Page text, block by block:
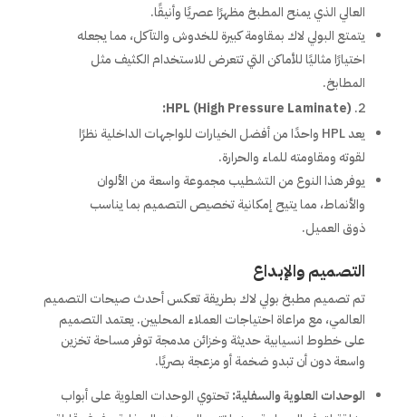
العالي الذي يمنح المطبخ مظهرًا عصريًا وأنيقًا.
يتمتع البولي لاك بمقاومة كبيرة للخدوش والتآكل، مما يجعله
اختيارًا مثاليًا للأماكن التي تتعرض للاستخدام الكثيف مثل
المطابخ.
HPL (High Pressure Laminate):
يعد HPL واحدًا من أفضل الخيارات للواجهات الداخلية نظرًا
لقوته ومقاومته للماء والحرارة.
يوفر هذا النوع من التشطيب مجموعة واسعة من الألوان
والأنماط، مما يتيح إمكانية تخصيص التصميم بما يناسب
ذوق العميل.
التصميم والإبداع
تم تصميم مطبخ بولي لاك بطريقة تعكس أحدث صيحات التصميم
العالمي، مع مراعاة احتياجات العملاء المحليين. يعتمد التصميم
على خطوط انسيابية حديثة وخزائن مدمجة توفر مساحة تخزين
واسعة دون أن تبدو ضخمة أو مزعجة بصريًا.
الوحدات العلوية والسفلية:تحتوي الوحدات العلوية على أبواب